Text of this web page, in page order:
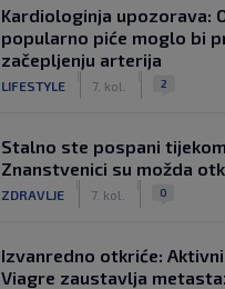
Kardiologinja upozorava:
popularno piće moglo bi
začepljenju arterija
LIFESTYLE 7. kol. 2
Stalno ste pospani
Znanstvenici su možda
ZDRAVLJE 7. kol. 0
Izvanredno otkriće:
Viagre zaustavlja